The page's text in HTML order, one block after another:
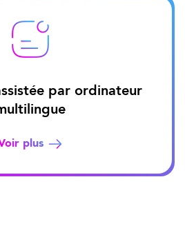
par ordinateur
plus